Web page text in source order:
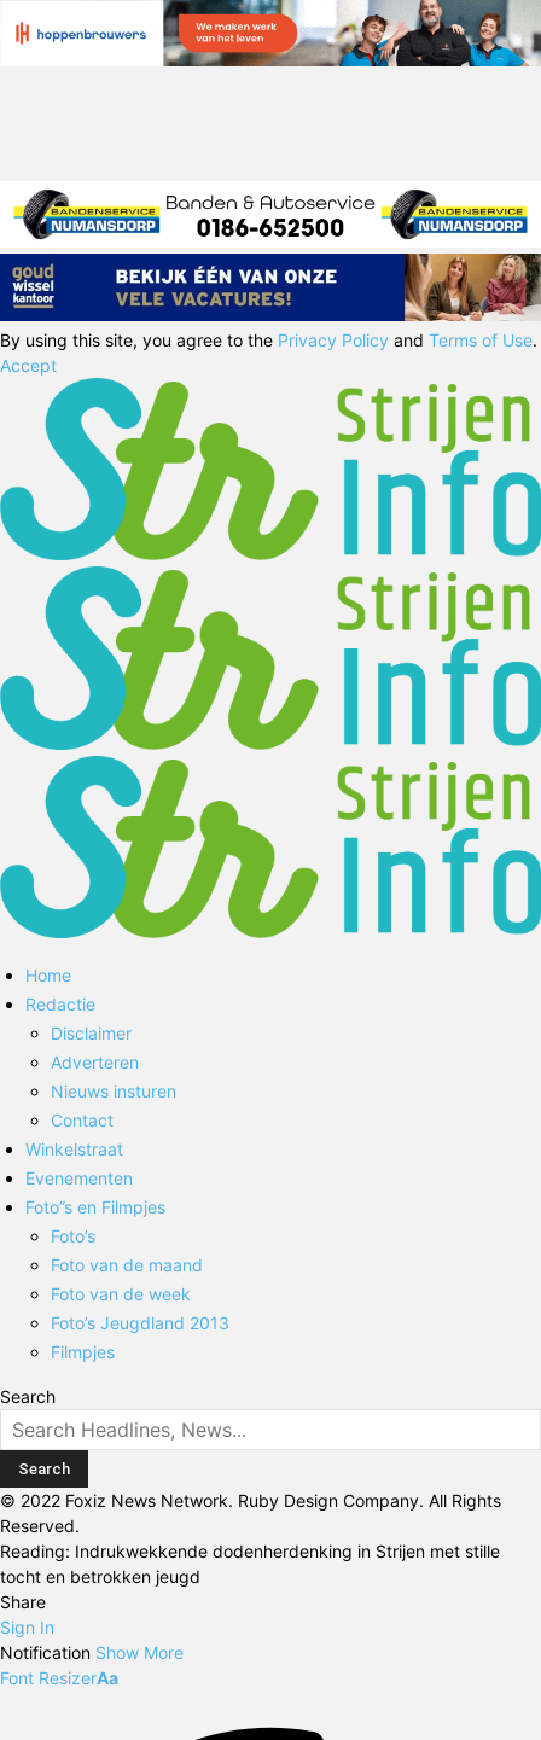
By using this site, you agree to the Privacy Policy and Terms of Use.
Accept
Home
Redactie
Disclaimer
Adverteren
Nieuws insturen
Contact
Winkelstraat
Evenementen
Foto”s en Filmpjes
Foto’s
Foto van de maand
Foto van de week
Foto’s Jeugdland 2013
Filmpjes
Search
© 2022 Foxiz News Network. Ruby Design Company. All Rights
Reserved.
Reading: Indrukwekkende dodenherdenking in Strijen met stille
tocht en betrokken jeugd
Share
Sign In
Notification Show More
Font ResizerAa